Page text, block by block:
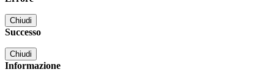
Chiudi
Successo
Chiudi
Informazione